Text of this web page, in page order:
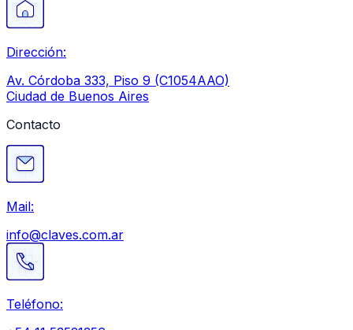
Dirección:
Av. Córdoba 333, Piso 9 (C1054AAO)
Ciudad de Buenos Aires
Contacto
Mail:
info@claves.com.ar
Teléfono: